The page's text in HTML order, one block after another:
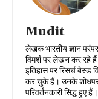
Mudit
लेखक भारतीय ज्ञान
विमर्श पर लेखन कर रहे
इतिहास पर रिसर्च बेस्ड
कर चुके हैं। उनके
परिवर्तनकारी सिद्ध हुए हैं।